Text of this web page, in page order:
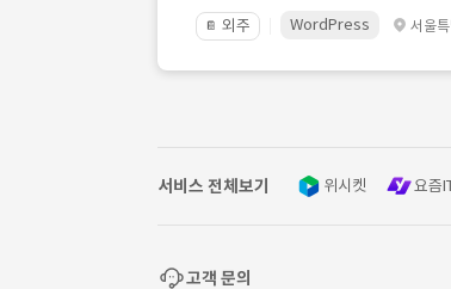
📔 외주 WordPress 서울
서비스 전체보기 위시켓 요즘
고객 문의